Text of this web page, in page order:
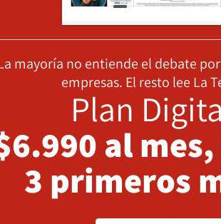
mayoría no entiende el debate
empresas. El resto lee La
Plan
al
3 primeros